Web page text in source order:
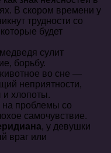
В скором времени у
трудности со
будет
сулит
борьбу.
во сне —
неприятности,
и хлопоты.
на проблемы со
самочувствие.
, у девушки
враг или